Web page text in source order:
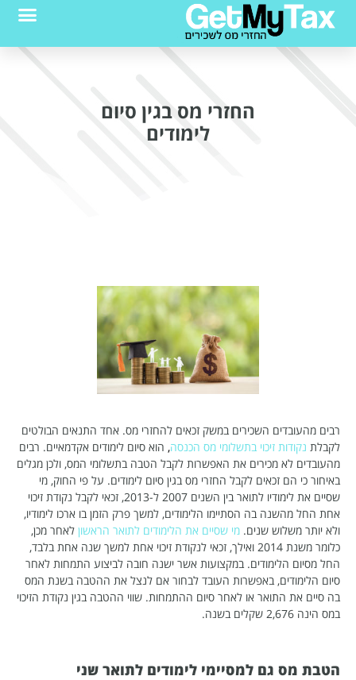
החזרי מס בגין סיום
לימודים
רבים מהעובדים השכירים במשק זכאים להחזרי מס. אחד התנאים הבולטים
לקבלת נקודות זיכוי בתשלומי מס הכנסה, הוא סיום לימודים אקדמאיים. רבים
מהעובדים לא מכירים את האפשרות לקבל הטבה בתשלומי המס, ולכן מגלים
באיחור כי הם זכאים לקבל החזרי מס בגין סיום לימודים. על פי החוק, מי
שסיים את לימודיו לתואר בין השנים 2007 ל-2013, זכאי לקבל נקודת זיכוי
אחת החל מהשנה בה הסתיימו הלימודים, למשך פרק הזמן בו ארכו לימודיו,
ולא יותר משלוש שנים. מי שסיים את הלימודים לתואר הראשון לאחר מכן,
כלומר משנת 2014 ואילך, זכאי לנקודת זיכוי אחת למשך שנה אחת בלבד,
החל מסיום הלימודים. במקצועות אשר ישנה חובה לביצוע התמחות לאחר
סיום הלימודים, באפשרות העובד לבחור אם לנצל את ההטבה בשנת המס
בה סיים את התואר או לאחר סיום ההתמחות. שווי ההטבה בגין נקודת הזיכוי
במס הינה 2,676 שקלים בשנה.
הטבת מס גם למסיימי לימודים לתואר שני